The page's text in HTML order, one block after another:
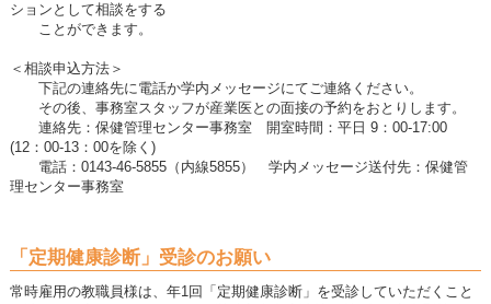
ションとして相談をする
ことができます。
＜相談申込方法＞
下記の連絡先に電話か学内メッセージにてご連絡ください。
その後、事務室スタッフが産業医との面接の予約をおとりします。
連絡先：保健管理センター事務室 開室時間：平日 9：00-17:00
(12：00-13：00を除く)
電話：0143-46-5855（内線5855） 学内メッセージ送付先：保健管
理センター事務室
「定期健康診断」受診のお願い
常時雇用の教職員様は、年1回「定期健康診断」を受診していただくこと